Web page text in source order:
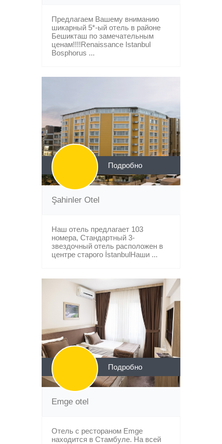
Предлагаем Вашему вниманию
шикарный 5*-ый отель в районе
Бешикташ по замечательным
ценам!!!!Renaissance Istanbul
Bosphorus ...
Подробно
Şahinler Otel
Наш отель предлагает 103
номера, Стандартный 3-
звездочный отель расположен в
центре старого İstanbulНаши ...
Подробно
Emge otel
Отель с рестораном Emge
находится в Стамбуле. На всей